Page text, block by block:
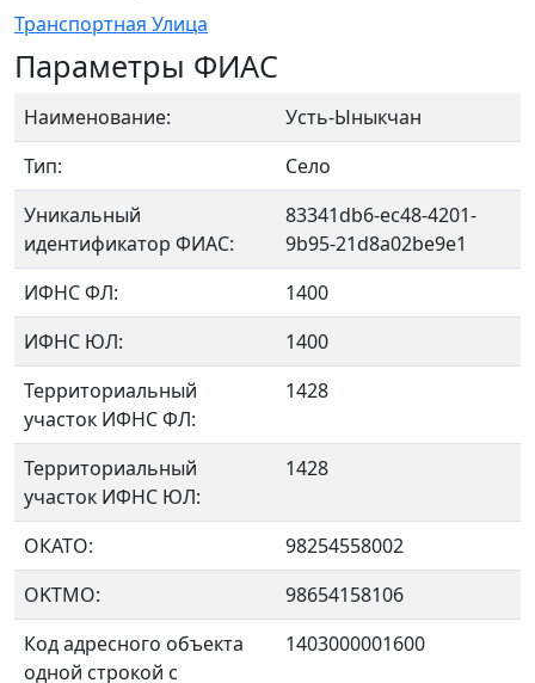
Транспортная Улица
Параметры ФИАС
Наименование:
Усть-Ыныкчан
Тип:
Село
Уникальный
идентификатор ФИАС:
83341db6-ec48-4201-
9b95-21d8a02be9e1
ИФНС ФЛ:
1400
ИФНС ЮЛ:
1400
Территориальный
участок ИФНС ФЛ:
1428
Территориальный
участок ИФНС ЮЛ:
1428
ОКАТО:
98254558002
OKTMO:
98654158106
Код адресного объекта
одной строкой с
1403000001600